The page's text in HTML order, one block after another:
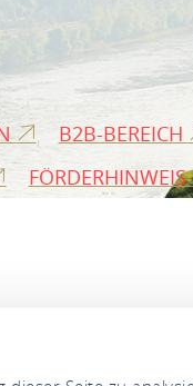
B2B-BEREICH
FÖRDERHINWEIS